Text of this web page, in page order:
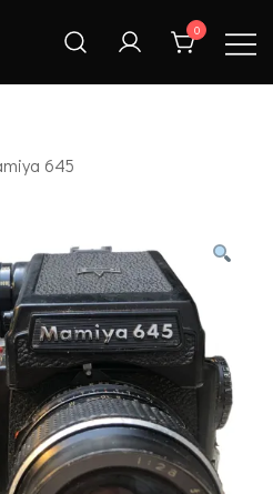
0
645